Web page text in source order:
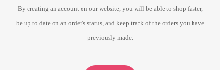
By creating an account on our website, you will be able to shop faster,
be up to date on an order's status, and keep track of the orders you have
previously made.